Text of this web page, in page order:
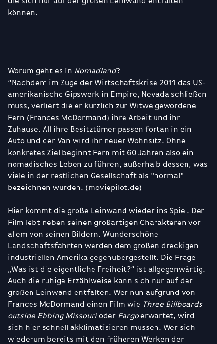
können.
Worum geht es in Nomadland?
“Nachdem im Zuge der Wirtschaftskrise 2011 das US-
amerikanische Gipswerk in Empire, Nevada schließen
muss, verliert die er kürzlich zur Witwe gewordene
Fern (Frances McDormand) ihre Arbeit und ihr
Zuhause. All ihre Besitztümer passen fortan in ein
Auto und der Van wird ihr neuer Wohnsitz. Ohne
konkretes Ziel beginnt Fern mit 60 Jahren also ein
nomadisches Leben zu führen, außerhalb dessen, was
viele in der restlichen Gesellschaft als "normal"
bezeichnen würden. (moviepilot.de)
Hier kommt die große Leinwand wieder ins Spiel. Der
Film lebt neben seinen großartigen Charakteren vor
allem von seinen Bildern. Wunderschöne
Landschaftsfahrten werden dem großen dreckigen
industriellen Amerika gegenübergestellt. Die Frage
„Was ist die eigentliche Freiheit?“ ist allgegenwärtig.
Auch die ruhige Erzählweise kann sich nur auf der
großen Leinwand entfalten. Wer nun aufgrund von
Frances McDormand einen Film wie Three Billboards
outside Ebbing Missourioder Fargoerwartet, wird
sich hier schnell akklimatisieren müssen. Wer sich
wiederum bereits mit den früheren Werken der